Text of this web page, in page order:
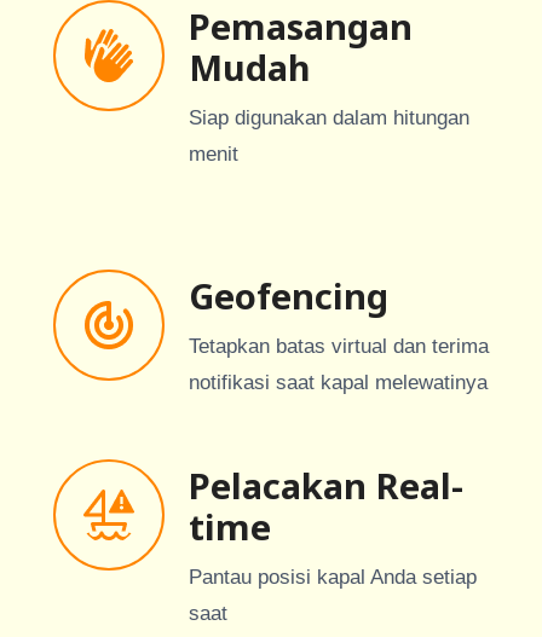
Pemasangan
Mudah
Siap digunakan dalam hitungan
menit
Geofencing
Tetapkan batas virtual dan terima
notifikasi saat kapal melewatinya
Pelacakan Real-
time
Pantau posisi kapal Anda setiap
saat